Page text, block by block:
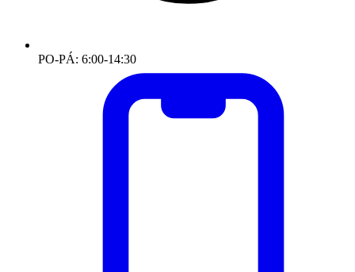
PO-PÁ: 6:00-14:30